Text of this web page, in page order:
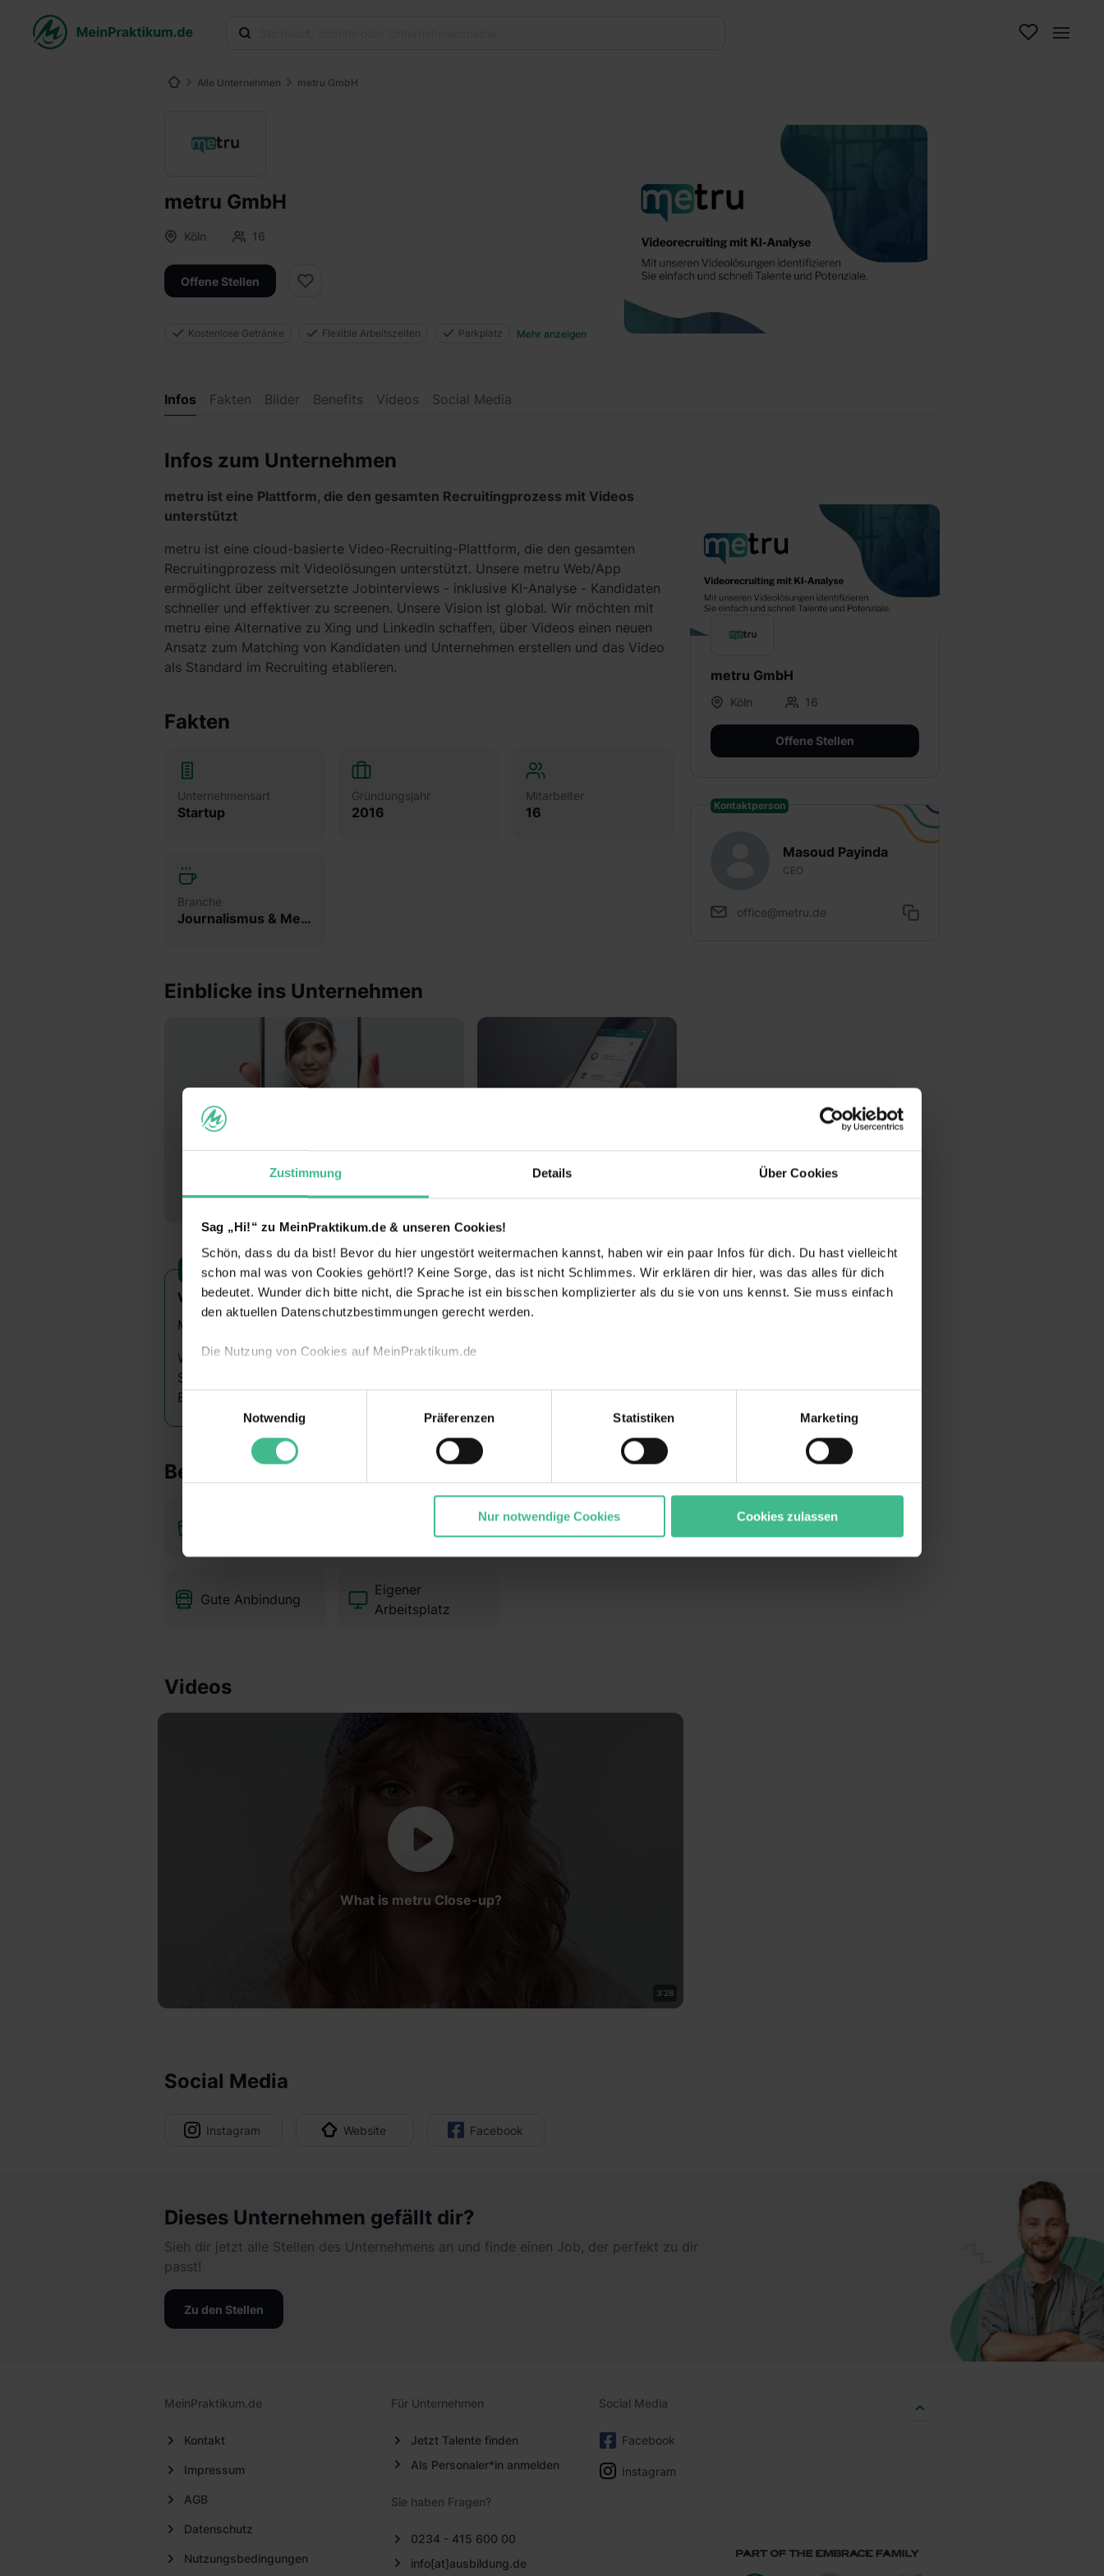
Zustimmung Details Über Cookies
Sag „Hi!“ zu MeinPraktikum.de & unseren Cookies!
Schön, dass du da bist! Bevor du hier ungestört weitermachen kannst, haben wir ein paar Infos für dich. Du hast vielleicht
schon mal was von Cookies gehört!? Keine Sorge, das ist nicht Schlimmes. Wir erklären dir hier, was das alles für dich
bedeutet. Wunder dich bitte nicht, die Sprache ist ein bisschen komplizierter als du sie von uns kennst. Sie muss einfach
den aktuellen Datenschutzbestimmungen gerecht werden.
Die Nutzung von Cookies auf MeinPraktikum.de
Wir verwenden Cookies zur technischen Funktion unserer Webseite („Notwendig“), um von dir bei Benutzung der
Webseite getroffenen Einstellungen zu speichern ( „Präferenzen“), die Zugriffe auf unsere Webseite zu analysieren
und Analysen weiterzugeben und um Inhalte und Anzeigen zu personalisieren („Marketing“). Unsere Partner führen diese
Verwendungszwecken (ausgenommen „Notwendig“) zu. Willst du nur bestimmte Verwendungszwecke zulassen, triff deine
Schrems II). Du kannst die von dir erteilte Einwilligung jederzeit mit Wirkung für die Zukunft ganz oder teilweise über
unsere Datenschutzerklärung unter dem Punkt „Datenschutz-Einstellungen“ widerrufen. Weitere Informationen zu den
Einwilligungsauswahl
Notwendig
Präferenzen Statistiken Marketing
Nur notwendige Cookies Cookies zulassen
Alle Unternehmen metru GmbH
metru GmbH
Köln 16
Offene Stellen
Kostenlose Getränke Flexible Arbeitszeiten Parkplatz Mehr anzeigen
Infos Fakten Bilder Benefits Videos Social Media
Infos zum Unternehmen
metru ist eine Plattform, die den gesamten Recruitingprozess mit Videos
unterstützt
metru ist eine cloud-basierte Video-Recruiting-Plattform, die den gesamten
Recruitingprozess mit Videolösungen unterstützt. Unsere metru Web/App
ermöglicht über zeitversetzte Jobinterviews - inklusive KI-Analyse - Kandidaten
schneller und effektiver zu screenen. Unsere Vision ist global. Wir möchten mit
metru eine Alternative zu Xing und LinkedIn schaffen, über Videos einen neuen
Ansatz zum Matching von Kandidaten und Unternehmen erstellen und das Video
als Standard im Recruiting etablieren.
Fakten
Unternehmensart
Startup
Gründungsjahr
2016
Mitarbeiter
16
Branche
Journalismus & Medien
Einblicke ins Unternehmen
Wusstest du schon?
Mit Opendoor Pictures haben wir 2 Start-up''s ins Leben gerufen.
Wir bieten unseren Praktikanten die Möglichkeit in eigenen Projekten in den
Start up''s Verantwortung zu übernehmen und eigene Ideen in den
Entwicklungsprozess einzubringen.
Benefits
Arbeitszeiten
Parkplatz
Gute Anbindung
Eigener
Arbeitsplatz
Videos
What is metru Close-up?
3:28
Social Media
Instagram Website Facebook
metru GmbH
Köln 16
Offene Stellen
Kontaktperson
Masoud Payinda
CEO
office@metru.de
Dieses Unternehmen gefällt dir?
Sieh dir jetzt alle Stellen des Unternehmens an und finde einen Job, der perfekt zu dir
passt!
Zu den Stellen
MeinPraktikum.de
Kontakt
Impressum
AGB
Datenschutz
Nutzungsbedingungen
Für Unternehmen
Jetzt Talente finden
Als Personaler*in anmelden
Sie haben Fragen?
0234 - 415 600 00
info[at]ausbildung.de
Social Media
Facebook
Instagram